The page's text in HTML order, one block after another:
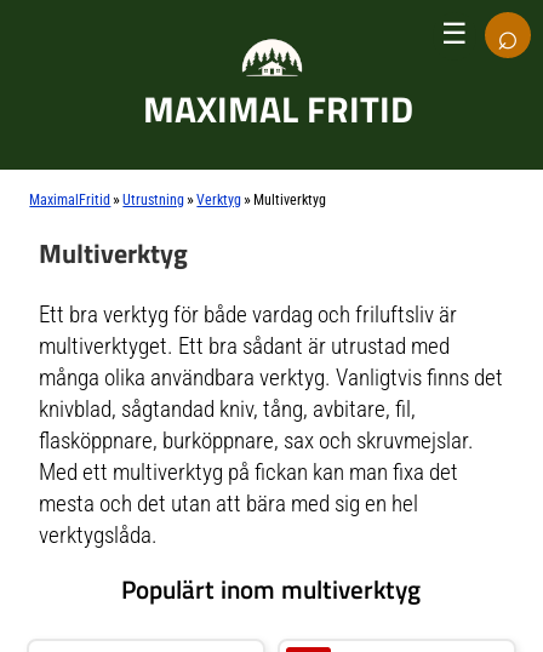
MAXIMAL FRITID
☰ ⌕
MaximalFritid »Utrustning »Verktyg » Multiverktyg
Multiverktyg
Ett bra verktyg för både vardag och friluftsliv är
multiverktyget. Ett bra sådant är utrustad med
många olika användbara verktyg. Vanligtvis finns det
knivblad, sågtandad kniv, tång, avbitare, fil,
flasköppnare, burköppnare, sax och skruvmejslar.
Med ett multiverktyg på fickan kan man fixa det
mesta och det utan att bära med sig en hel
verktygslåda.
Populärt inom multiverktyg